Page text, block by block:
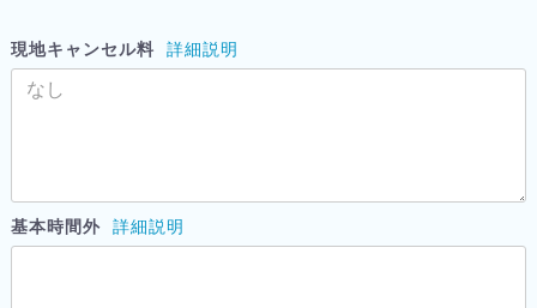
現地キャンセル料 詳細説明
基本時間外 詳細説明